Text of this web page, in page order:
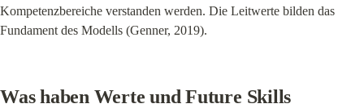
Kompetenzbereiche verstanden werden. Die Leitwerte bilden das
Fundament des Modells (Genner, 2019).
Was haben Werte und Future Skills